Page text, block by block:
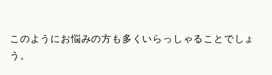
このようにお悩みの方も多くいらっしゃることでしょ
う。